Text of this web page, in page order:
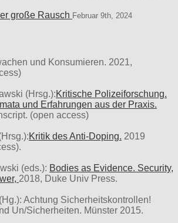
große Rausch Februar 9th, 2024
und Konsumieren. 2021,
(Hrsg.):Kritische Polizeiforschung.
und Erfahrungen aus der Praxis.
(open access)
Kritik des Anti-Doping. 2019
(eds.): Bodies as Evidence. Security,
2018, Duke Univ Press.
Achtung Sicherheitskontrollen!
Un/Sicherheiten. Münster 2015.